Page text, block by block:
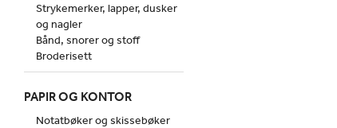
Strykemerker, lapper, dusker
og nagler
Bånd, snorer og stoff
Broderisett
PAPIR OG KONTOR
Notatbøker og skissebøker